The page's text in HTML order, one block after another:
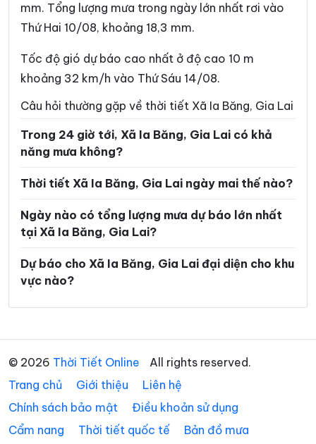
Xã Canh Vinh Xã Cát Tiến
Xã Chơ Long
Xã Chư Krey Xã Chư Păh
Xã Chư Sê Xã Cửu An
Xã Đak Đoa
Xã Đak Rong
Xã Đăk Song Xã Đề Gi
Xã Đức Cơ
Xã Hòa Hội Xã Hoài Ân
Xã Hội Sơn
Xã Ia Boòng Xã Ia Chia
Xã Ia Dơk Xã Ia Dom
Xã Ia Dreh Xã Ia Grai
Xã Ia Hiao Xã Ia Hrú
Xã Ia Khươl
mm. Tổng lượng mưa trong ngày lớn nhất rơi vào
Thứ Hai 10/08, khoảng 18,3 mm.
Tốc độ gió dự báo cao nhất ở độ cao 10 m
khoảng 32 km/h vào Thứ Sáu 14/08.
Câu hỏi thường gặp về thời tiết Xã Ia Băng, Gia Lai
Trong 24 giờ tới, Xã Ia Băng, Gia Lai có khả
năng mưa không?
Thời tiết Xã Ia Băng, Gia Lai ngày mai thế nào?
Ngày nào có tổng lượng mưa dự báo lớn nhất
tại Xã Ia Băng, Gia Lai?
Dự báo cho Xã Ia Băng, Gia Lai đại diện cho khu
vực nào?
© 2026 Thời Tiết Online
All rights reserved.
Trang chủ
Giới thiệu
Liên hệ
Chính sách bảo mật
Điều khoản sử dụng
Cẩm nang
Thời tiết quốc tế Bản đồ mưa